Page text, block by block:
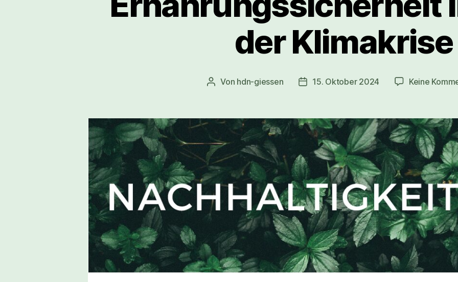
der Klimakrise
Beitragsautor
Von hdn-giessen Veröffentlichungsdatum
15. Oktober 2024 Keine